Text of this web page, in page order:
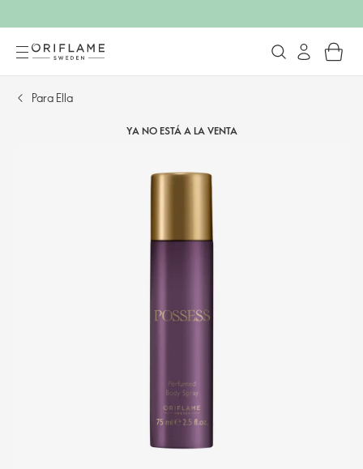
Para Ella
YA NO ESTÁ A LA VENTA